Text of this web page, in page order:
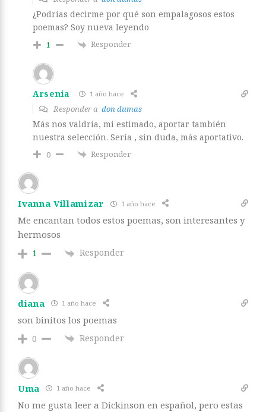
¿Podrias decirme por qué son empalagosos estos
poemas? Soy nueva leyendo
1 Responder
Arsenia 1 año hace
Responder a don dumas
Más nos valdría, mi estimado, aportar también
nuestra selección. Sería , sin duda, más aportativo.
0 Responder
Ivanna Villamizar 1 año hace
Me encantan todos estos poemas, son interesantes y
hermosos
1 Responder
diana 1 año hace
son binitos los poemas
0 Responder
Uma 1 año hace
No me gusta leer a Dickinson en español, pero estas